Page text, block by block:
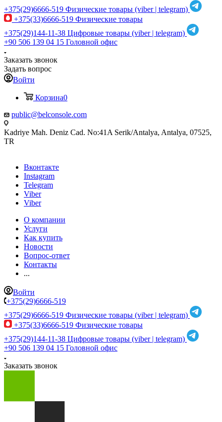
+375(29)6666-519 Физические товары (viber | telegram)
+375(33)6666-519 Физические товары
+375(29)144-11-38 Цифровые товары (viber | telegram)
+90 506 139 04 15 Головной офис
Заказать звонок
Задать вопрос
Войти
Корзина0
public@belconsole.com
Kadriye Mah. Deniz Cad. No:41A Serik/Antalya, Antalya, 07525,
TR
Вконтакте
Instagram
Telegram
Viber
Viber
О компании
Услуги
Как купить
Новости
Вопрос-ответ
Контакты
...
Войти
+375(29)6666-519
+375(29)6666-519 Физические товары (viber | telegram)
+375(33)6666-519 Физические товары
+375(29)144-11-38 Цифровые товары (viber | telegram)
+90 506 139 04 15 Головной офис
Заказать звонок